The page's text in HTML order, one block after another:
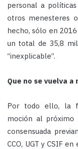
personal a
otros menesteres
hecho, sólo en
un total de 35,8
“inexplicable”.
Que no se vuelva a
Por todo ello, la
moción al próximo
consensuada
CCO, UGT y CSIF